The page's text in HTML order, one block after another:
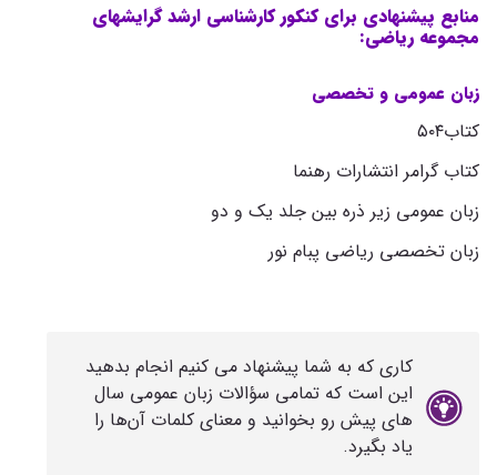
منابع پیشنهادی برای کنکور کارشناسی ارشد گرایش­های
مجموعه ریاضی:
زبان عمومی و تخصصی
کتاب۵۰۴
کتاب گرامر انتشارات رهنما
زبان عمومی زیر ذره بین جلد یک و دو
زبان تخصصی ریاضی پبام نور
کاری که به شما پیشنهاد می ‌کنیم انجام بدهید
این است که تمامی سؤالات زبان عمومی سال
‌های پیش رو بخوانید و معنای کلمات آن‌ها را
یاد بگیرد.